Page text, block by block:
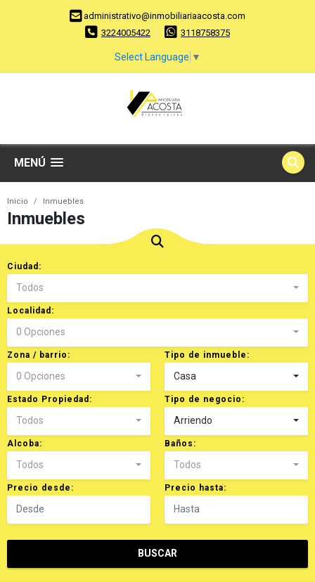
administrativo@inmobiliariaacosta.com
3224005422
3118758375
Select Language ▼
MENÚ
Inicio Inmuebles
Inmuebles
Ciudad:
Todos
Localidad:
0 Opciones
Zona / barrio:
0 Opciones
Tipo de inmueble:
Casa
Estado Propiedad:
Todos
Tipo de negocio:
Arriendo
Alcoba:
Todos
Baños:
Todos
Precio desde: Precio hasta:
BUSCAR